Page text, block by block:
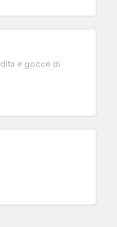
e gocce di